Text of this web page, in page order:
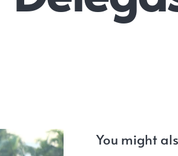
You might